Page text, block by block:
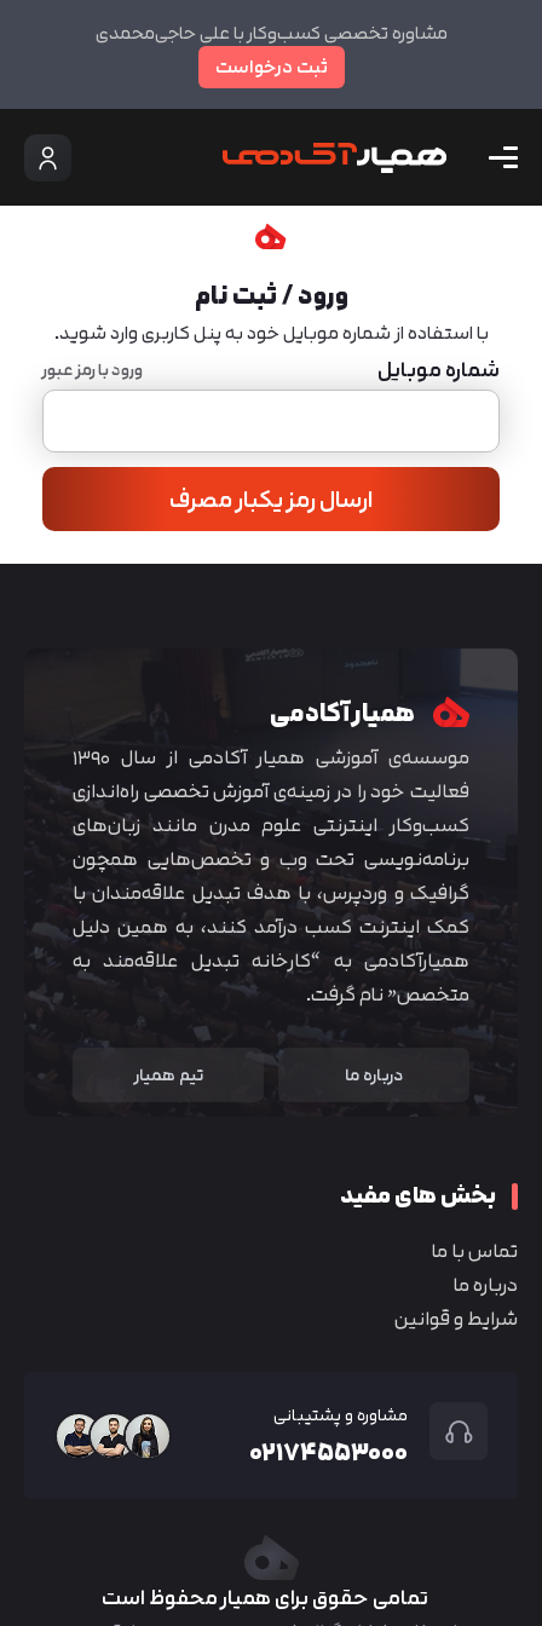
مشاوره تخصصی کسب‌وکار با علی حاجی‌محمدی
ثبت درخواست
ورود / ثبت نام
با استفاده از شماره موبایل خود به پنل کاربری وارد شوید.
شماره موبایل ورود با رمز عبور
ارسال رمز یکبار مصرف
همیار آکادمی
موسسه‌ی آموزشی همیار آکادمی از سال ۱۳۹۰
فعالیت خود را در زمینه‌ی آموزش تخصصی راه‌اندازی
کسب‌و‌کار اینترنتی علوم مدرن مانند زبان‌های
برنامه‌نویسی تحت وب و تخصص‌هایی همچون
گرافیک و وردپرس، با هدف تبدیل علاقه‌مندان با
کمک اینترنت کسب درآمد کنند، به همین دلیل
همیارآکادمی به “کارخانه تبدیل علاقه‌مند به
متخصص” نام گرفت.
درباره ما تیم همیار
بخش های مفید
تماس با ما
درباره ما
شرایط و قوانین
مشاوره و پشتیبانی
۰۲۱۷۴۵۵۳۰۰۰
تمامی حقوق برای همیار محفوظ است
متوجه شدم